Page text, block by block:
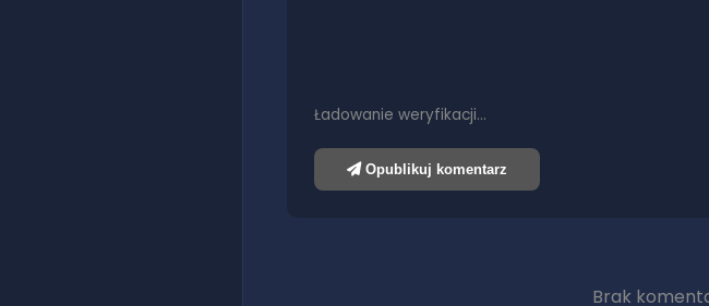
Ładowanie weryfikacji…
Opublikuj komentarz
Brak